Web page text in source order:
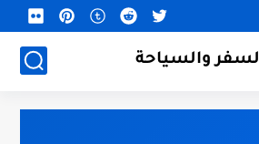
والسياحة